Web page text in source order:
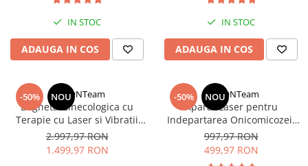
IN STOC
ADAUGA IN COS
IN STOC
ADAUGA IN COS
-50% NOU
StartONTeam
Bagheta Ginecologica cu
Terapie cu Laser si Vibratii
pentru Eliminarea
Mirosurilor, Mancarimilor,
Regenerarea Tesuturilor si
2.997,97 RON
1.499,97 RON
-50% NOU
StartONTeam
Aparat Laser pentru
Indepartarea Onicomicozei,
Tratament Ciuperci Unghii,
Micoza Unghii, Portabil si
Reincarcabil, Alb
997,97 RON
499,97 RON